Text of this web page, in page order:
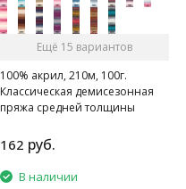
Ещё 15 вариантов
100% акрил, 210м, 100г.
Классическая демисезонная
пряжа средней толщины
крашения.
162 руб.
В наличии